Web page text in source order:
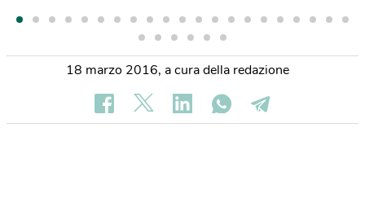
18 marzo 2016, a cura della redazione